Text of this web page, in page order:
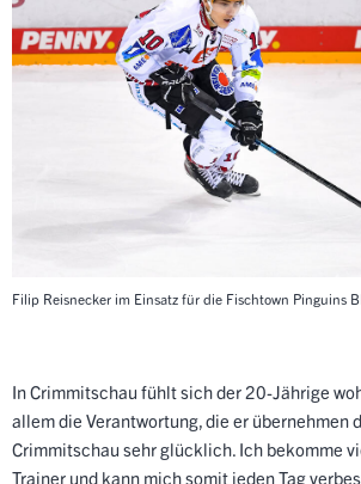
Filip Reisnecker im Einsatz für die Fischtown Pinguins
In Crimmitschau fühlt sich der 20-Jährige
allem die Verantwortung, die er übernehmen
Crimmitschau sehr glücklich. Ich bekomme
Trainer und kann mich somit jeden Tag